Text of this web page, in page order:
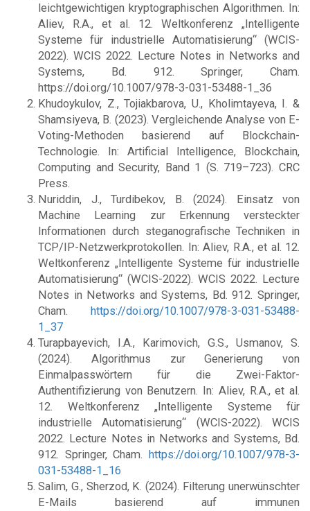
leichtgewichtigen kryptographischen Algorithmen. In:
Aliev, R.A., et al. 12. Weltkonferenz „Intelligente
Systeme für industrielle Automatisierung“ (WCIS-
2022). WCIS 2022. Lecture Notes in Networks and
Systems, Bd. 912. Springer, Cham.
https://doi.org/10.1007/978-3-031-53488-1_36
Khudoykulov, Z., Tojiakbarova, U., Kholimtayeva, I. &
Shamsiyeva, B. (2023). Vergleichende Analyse von E-
Voting-Methoden basierend auf Blockchain-
Technologie. In: Artificial Intelligence, Blockchain,
Computing and Security, Band 1 (S. 719–723). CRC
Press.
Nuriddin, J., Turdibekov, B. (2024). Einsatz von
Machine Learning zur Erkennung versteckter
Informationen durch steganografische Techniken in
TCP/IP-Netzwerkprotokollen. In: Aliev, R.A., et al. 12.
Weltkonferenz „Intelligente Systeme für industrielle
Automatisierung“ (WCIS-2022). WCIS 2022. Lecture
Notes in Networks and Systems, Bd. 912. Springer,
Cham.
https://doi.org/10.1007/978-3-031-53488-
1_37
Turapbayevich, I.A., Karimovich, G.S., Usmanov, S.
(2024). Algorithmus zur Generierung von
Einmalpasswörtern für die Zwei-Faktor-
Authentifizierung von Benutzern. In: Aliev, R.A., et al.
12. Weltkonferenz „Intelligente Systeme für
industrielle Automatisierung“ (WCIS-2022). WCIS
2022. Lecture Notes in Networks and Systems, Bd.
912. Springer, Cham.
https://doi.org/10.1007/978-3-
031-53488-1_16
Salim, G., Sherzod, K. (2024). Filterung unerwünschter
E-Mails basierend auf immunen